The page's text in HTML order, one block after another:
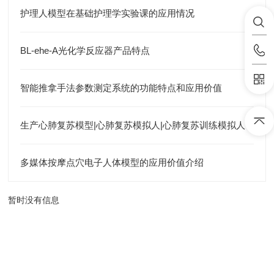
护理人模型在基础护理学实验课的应用情况
BL-ehe-A光化学反应器产品特点
智能推拿手法参数测定系统的功能特点和应用价值
生产心肺复苏模型|心肺复苏模拟人|心肺复苏训练模拟人
多媒体按摩点穴电子人体模型的应用价值介绍
暂时没有信息